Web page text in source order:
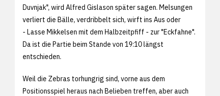
Duvnjak", wird Alfred Gislason später sagen. Melsungen
verliert die Bälle, verdribbelt sich, wirft ins Aus oder
- Lasse Mikkelsen mit dem Halbzeitpfiff - zur "Eckfahne".
Da ist die Partie beim Stande von 19:10 längst
entschieden.
Weil die Zebras torhungrig sind, vorne aus dem
Positionsspiel heraus nach Belieben treffen, aber auch